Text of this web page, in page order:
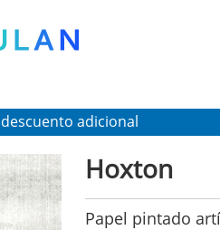
adicional
Hoxton
Papel pintado